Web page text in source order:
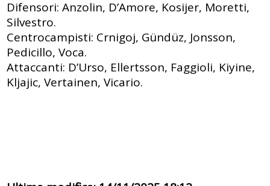
Difensori: Anzolin, D’Amore, Kosijer, Moretti,
Silvestro.
Centrocampisti: Crnigoj, Gündüz, Jonsson,
Pedicillo, Voca.
Attaccanti: D’Urso, Ellertsson, Faggioli, Kiyine,
Kljajic, Vertainen, Vicario.